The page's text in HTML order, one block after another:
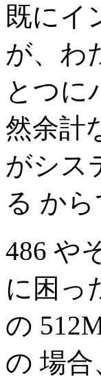
既にイ
が、わ
とつに
然余計
がシス
る から
486 や
に困っ
の
の 場